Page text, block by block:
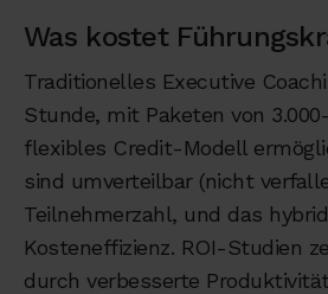
Was kostet
Traditionelles Executive
Stunde, mit Paketen von
flexibles Credit-Modell
sind umverteilbar (nicht
Teilnehmerzahl, und das
Kosteneffizienz. ROI-Studien
durch verbesserte